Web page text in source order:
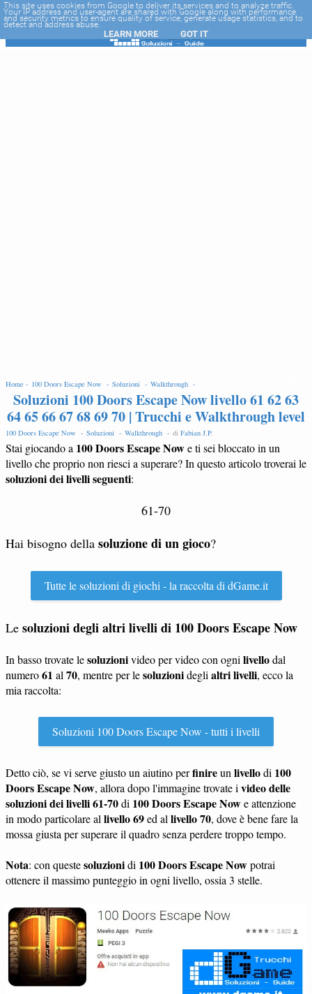
-->
Home - 100 Doors Escape Now - Soluzioni - Walkthrough -
Soluzioni 100 Doors Escape Now livello 61 62 63
64 65 66 67 68 69 70 | Trucchi e Walkthrough level
100 Doors Escape Now - Soluzioni - Walkthrough - di Fabian J.P.
Stai giocando a 100 Doors Escape Nowe ti sei bloccato in un
livello che proprio non riesci a superare? In questo articolo troverai le
soluzioni dei livelli seguenti:
61-70
Hai bisogno della soluzione di un gioco?
Tutte le soluzioni di giochi - la raccolta di dGame.it
Le soluzioni degli altri livelli di 100 Doors Escape Now
In basso trovate lesoluzionivideo per video con ogni livellodal
numero61 al 70, mentre per lesoluzionidegli altri livelli, ecco la
mia raccolta:
Soluzioni 100 Doors Escape Now - tutti i livelli
Detto ciò, se vi serve giusto un aiutino perfinireun livellodi 100
Doors Escape Now, allora dopo l'immagine trovate i video delle
soluzioni dei livelli 61-70di 100 Doors Escape Nowe attenzione
in modo particolare al livello 69ed al livello 70, dove è bene fare la
mossa giusta per superare il quadro senza perdere troppo tempo.
Nota: con questesoluzionidi 100 Doors Escape Nowpotrai
ottenere il massimo punteggio in ogni livello, ossia 3 stelle.
This site uses cookies from Google to deliver its services and to analyze traffic.
Your IP address and user-agent are shared with Google along with performance
and security metrics to ensure quality of service, generate usage statistics, and to
detect and address abuse.
LEARN MORE GOT IT